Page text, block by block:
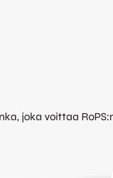
joka voittaa